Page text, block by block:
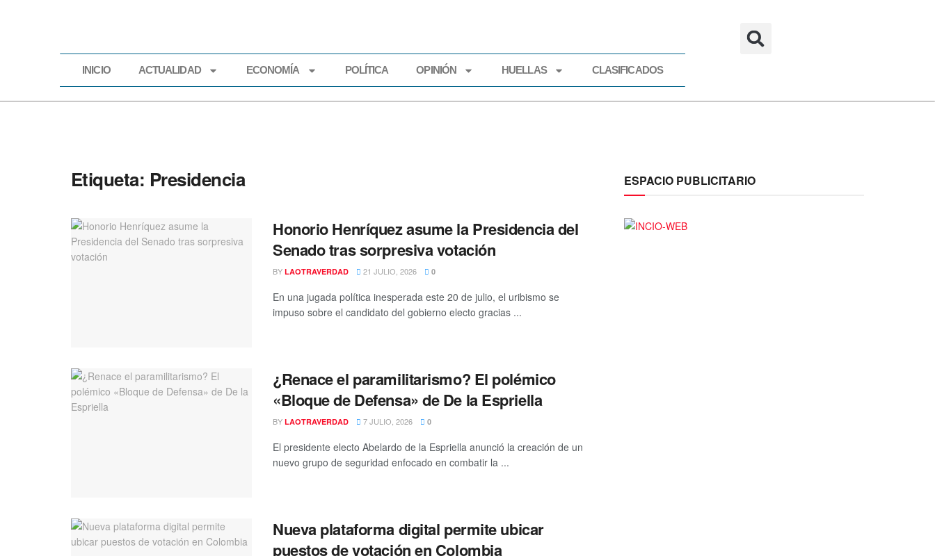
INICIO ACTUALIDAD ECONOMÍA POLÍTICA OPINIÓN HUELLAS CLASIFICADOS
Etiqueta: Presidencia
Honorio Henríquez asume la Presidencia del
Senado tras sorpresiva votación
BY LAOTRAVERDAD 21 JULIO, 2026 0
En una jugada política inesperada este 20 de julio, el uribismo se
impuso sobre el candidato del gobierno electo gracias ...
¿Renace el paramilitarismo? El polémico
«Bloque de Defensa» de De la Espriella
BY LAOTRAVERDAD 7 JULIO, 2026 0
El presidente electo Abelardo de la Espriella anunció la creación de un
nuevo grupo de seguridad enfocado en combatir la ...
Nueva plataforma digital permite ubicar
puestos de votación en Colombia
ESPACIO PUBLICITARIO